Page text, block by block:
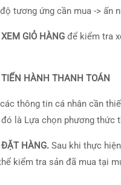
tương ứng cần mua -> ấn
XEM GIỎ HÀNG để kiểm tra
TIẾN HÀNH THANH TOÁN
thông tin cá nhân cần
là Lựa chọn phương thức
ĐẶT HÀNG. Sau khi thực
kiểm tra sản đã mua tại